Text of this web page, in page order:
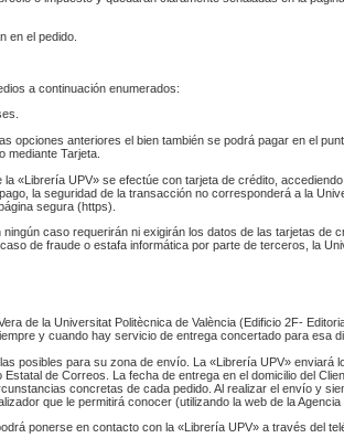
en el pedido.
a continuación enumerados:
opciones anteriores el bien también se podrá pagar en el
mediante Tarjeta.
«Librería UPV» se efectúe con tarjeta de crédito,
la seguridad de la transacción no corresponderá a la
segura (https).
caso requerirán ni exigirán los datos de las tarjetas de
de fraude o estafa informática por parte de terceros, la
de la Universitat Politècnica de València (Edificio 2F-
y cuando hay servicio de entrega concertado para esa
posibles para su zona de envío. La «Librería UPV»
de Correos. La fecha de entrega en el domicilio del
concretas de cada pedido. Al realizar el envío y
que le permitirá conocer (utilizando la web de la
ponerse en contacto con la «Librería UPV» a través del